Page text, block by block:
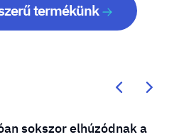
termékünk
hoz évtizedes, már